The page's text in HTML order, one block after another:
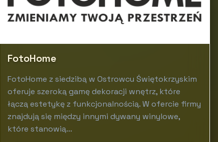
FotoHome
FotoHome z siedzibą w Ostrowcu Świętokrzyskim
oferuje szeroką gamę dekoracji wnętrz, które
łączą estetykę z funkcjonalnością. W ofercie firmy
znajdują się między innymi dywany winylowe,
które stanowią...